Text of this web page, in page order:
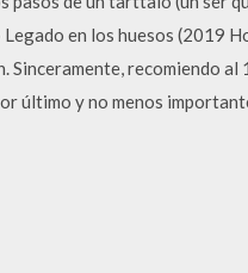
en los huesos (2019
Sinceramente, recomiendo al
último y no menos